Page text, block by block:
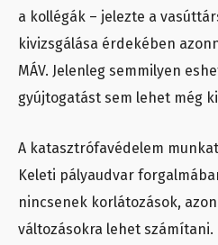
a kollégák – jelezte a
kivizsgálása érdekében
MÁV. Jelenleg semmilyen
gyújtogatást sem lehet még
A katasztrófavédelem
Keleti pályaudvar
nincsenek korlátozások,
változásokra lehet számítani.